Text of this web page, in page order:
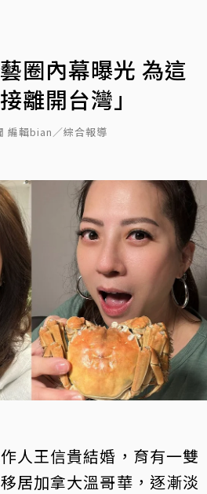
圈內幕曝光 為這
離開台灣」
編輯bian／綜合報導
人王信貴結婚，育有一雙
居加拿大溫哥華，逐漸淡